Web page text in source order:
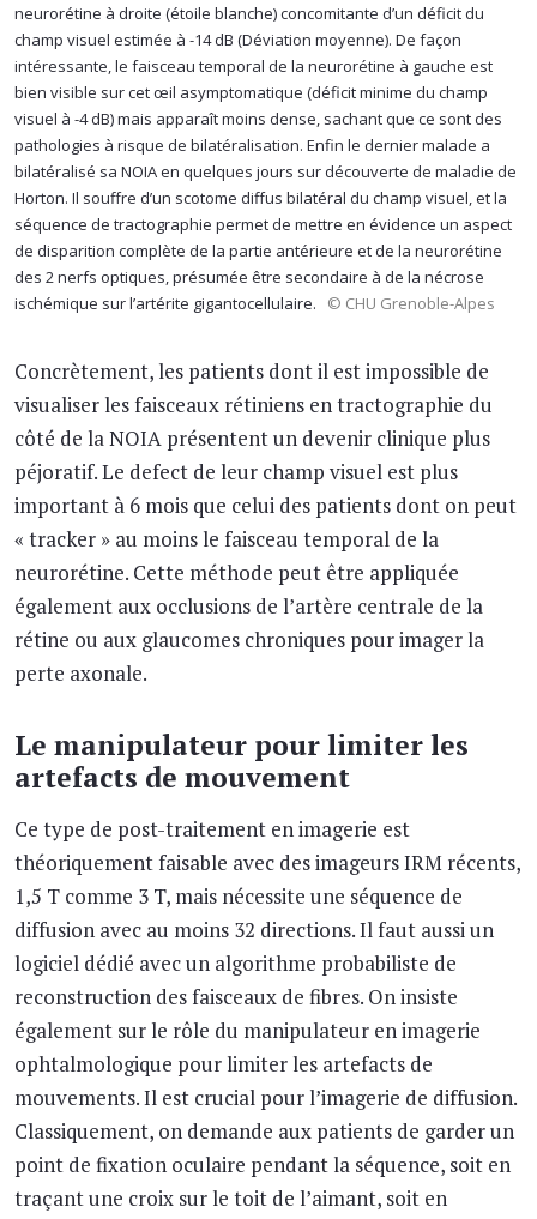
neurorétine à droite (étoile blanche) concomitante d’un déficit du
champ visuel estimée à -14 dB (Déviation moyenne). De façon
intéressante, le faisceau temporal de la neurorétine à gauche est
bien visible sur cet œil asymptomatique (déficit minime du champ
visuel à -4 dB) mais apparaît moins dense, sachant que ce sont des
pathologies à risque de bilatéralisation. Enfin le dernier malade a
bilatéralisé sa NOIA en quelques jours sur découverte de maladie de
Horton. Il souffre d’un scotome diffus bilatéral du champ visuel, et la
séquence de tractographie permet de mettre en évidence un aspect
de disparition complète de la partie antérieure et de la neurorétine
des 2 nerfs optiques, présumée être secondaire à de la nécrose
ischémique sur l’artérite gigantocellulaire.
© CHU Grenoble-Alpes
Concrètement, les patients dont il est impossible de
visualiser les faisceaux rétiniens en tractographie du
côté de la NOIA présentent un devenir clinique plus
péjoratif. Le defect de leur champ visuel est plus
important à 6 mois que celui des patients dont on peut
« tracker » au moins le faisceau temporal de la
neurorétine. Cette méthode peut être appliquée
également aux occlusions de l’artère centrale de la
rétine ou aux glaucomes chroniques pour imager la
perte axonale.
Le manipulateur pour limiter les
artefacts de mouvement
Ce type de post-traitement en imagerie est
théoriquement faisable avec des imageurs IRM récents,
1,5 T comme 3 T, mais nécessite une séquence de
diffusion avec au moins 32 directions. Il faut aussi un
logiciel dédié avec un algorithme probabiliste de
reconstruction des faisceaux de fibres. On insiste
également sur le rôle du manipulateur en imagerie
ophtalmologique pour limiter les artefacts de
mouvements. Il est crucial pour l’imagerie de diffusion.
Classiquement, on demande aux patients de garder un
point de fixation oculaire pendant la séquence, soit en
traçant une croix sur le toit de l’aimant, soit en